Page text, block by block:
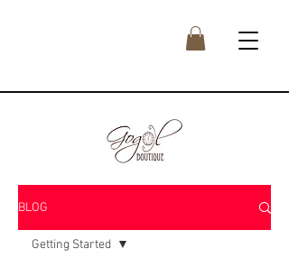
BLOG
Getting Started